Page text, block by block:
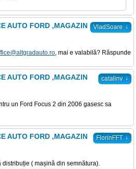
VladSoare ↓
AUTO FORD ,MAGAZIN
, mai e valabilă? Răspunde
catalinv ↓
AUTO FORD ,MAGAZIN
un Ford Focus 2 din 2006 gasesc sa
FlorinFFT ↓
AUTO FORD ,MAGAZIN
( mașină din semnătura).